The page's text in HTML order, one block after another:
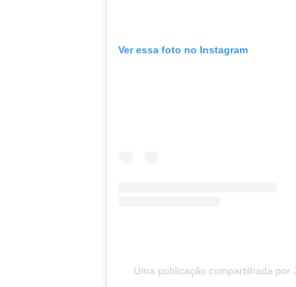
Ver essa foto no Instagram
Uma publicação compartilhada por